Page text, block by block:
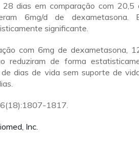
dias em comparação com 20,5
6mg/d de dexametasona.
significante.
com 6mg de dexametasona,
reduziram de forma
dias de vida sem suporte de
1817.
Inc.